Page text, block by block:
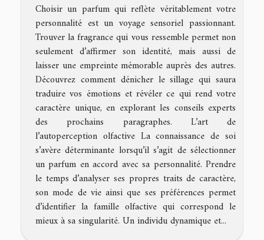
Choisir un parfum qui reflète véritablement votre
personnalité est un voyage sensoriel passionnant.
Trouver la fragrance qui vous ressemble permet non
seulement d’affirmer son identité, mais aussi de
laisser une empreinte mémorable auprès des autres.
Découvrez comment dénicher le sillage qui saura
traduire vos émotions et révéler ce qui rend votre
caractère unique, en explorant les conseils experts
des prochains paragraphes. L’art de
l’autoperception olfactive La connaissance de soi
s’avère déterminante lorsqu’il s’agit de sélectionner
un parfum en accord avec sa personnalité. Prendre
le temps d’analyser ses propres traits de caractère,
son mode de vie ainsi que ses préférences permet
d’identifier la famille olfactive qui correspond le
mieux à sa singularité. Un individu dynamique et...